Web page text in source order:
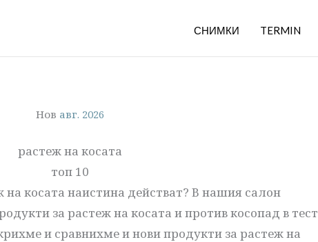
СНИМКИ TERMIN
Нов авг. 2026
растеж на косата
топ 10
на косата наистина действат? В нашия салон
за растеж на косата и против косопад в тест
и сравнихме и нови продукти за растеж на